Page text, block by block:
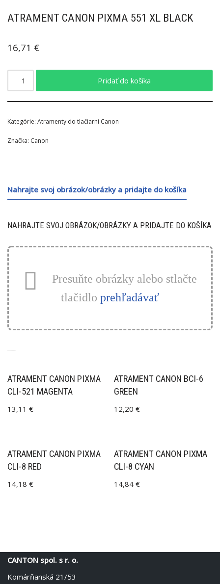
ATRAMENT CANON PIXMA 551 XL BLACK
16,71 €
Pridať do košíka
Kategórie: Atramenty do tlačiarni Canon
Značka: Canon
Nahrajte svoj obrázok/obrázky a pridajte do košíka
NAHRAJTE SVOJ OBRÁZOK/OBRÁZKY A PRIDAJTE DO KOŠÍKA
Presuňte obrázky alebo stlačte
tlačidlo prehľadávať
ATRAMENT CANON PIXMA
CLI-521 MAGENTA
13,11 €
ATRAMENT CANON BCI-6
GREEN
12,20€
ATRAMENT CANON PIXMA
CLI-8 RED
14,18 €
ATRAMENT CANON PIXMA
CLI-8 CYAN
14,84€
CANTON spol. s r. o.
Komárňanská 21/53